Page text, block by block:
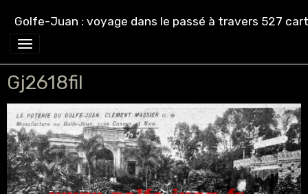
Golfe-Juan : voyage dans le passé à travers 527
Gj2618fil